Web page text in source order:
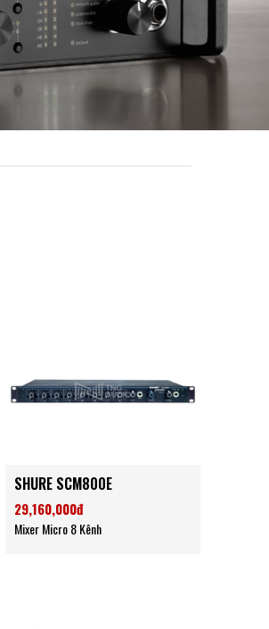
SHURE SCM800E
29,160,000đ
Mixer Micro 8 Kênh